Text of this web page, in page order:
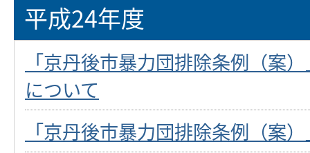
平成24年度
「京丹後市暴力団排除条例（案
について
「京丹後市暴力団排除条例（案